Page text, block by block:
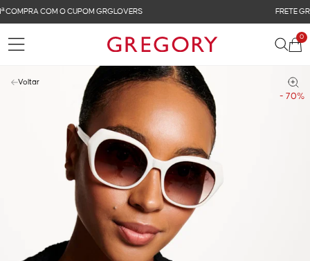
FRETE GRÁTIS NAS COMPRAS ACIMA DE R$ 899
0
- 70%
Voltar